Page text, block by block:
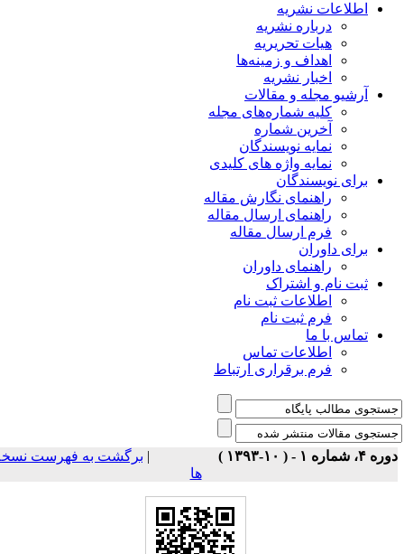
اطلاعات نشریه
درباره نشریه
هیات تحریریه
اهداف و زمینه‌ها
اخبار نشریه
آرشیو مجله و مقالات
کلیه شماره‌های مجله
آخرین شماره
نمایه نویسندگان
نمایه واژه های کلیدی
برای نویسندگان
راهنمای نگارش مقاله
راهنمای ارسال مقاله
فرم ارسال مقاله
برای داوران
راهنمای داوران
ثبت نام و اشتراک
اطلاعات ثبت نام
فرم ثبت نام
تماس با ما
اطلاعات تماس
فرم برقراری ارتباط
شماره ۱ - ( ۱۰-۱۳۹۳ )
برگشت به فهرست نسخه
ها